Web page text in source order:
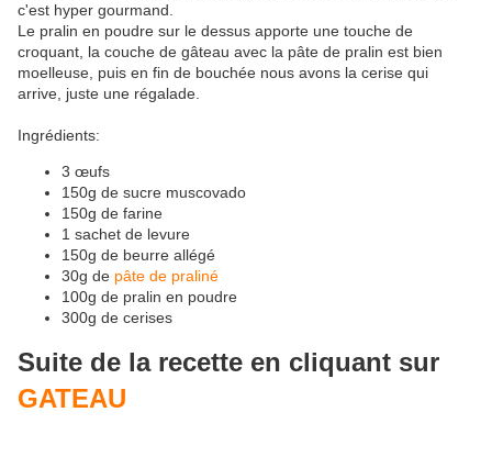
c'est hyper gourmand.
Le pralin en poudre sur le dessus apporte une touche de
croquant, la couche de gâteau avec la pâte de pralin est bien
moelleuse, puis en fin de bouchée nous avons la cerise qui
arrive, juste une régalade.
Ingrédients:
3 œufs
150g de sucre muscovado
150g de farine
1 sachet de levure
150g de beurre allégé
30g de pâte de praliné
100g de pralin en poudre
300g de cerises
Suite de la recette en cliquant sur
GATEAU